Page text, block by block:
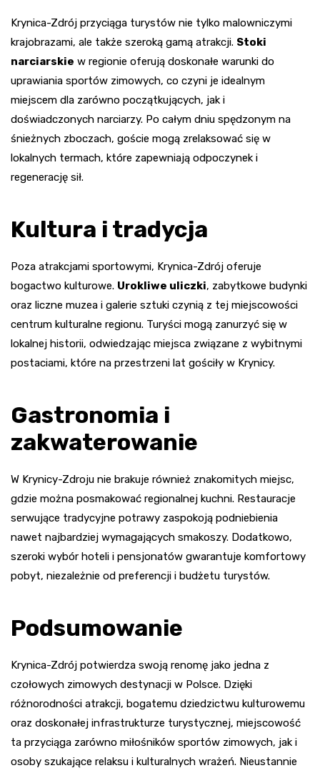
Krynica-Zdrój przyciąga turystów nie tylko malowniczymi
krajobrazami, ale także szeroką gamą atrakcji. Stoki
narciarskie w regionie oferują doskonałe warunki do
uprawiania sportów zimowych, co czyni je idealnym
miejscem dla zarówno początkujących, jak i
doświadczonych narciarzy. Po całym dniu spędzonym na
śnieżnych zboczach, goście mogą zrelaksować się w
lokalnych termach, które zapewniają odpoczynek i
regenerację sił.
Kultura i tradycja
Poza atrakcjami sportowymi, Krynica-Zdrój oferuje
bogactwo kulturowe. Urokliwe uliczki, zabytkowe budynki
oraz liczne muzea i galerie sztuki czynią z tej miejscowości
centrum kulturalne regionu. Turyści mogą zanurzyć się w
lokalnej historii, odwiedzając miejsca związane z wybitnymi
postaciami, które na przestrzeni lat gościły w Krynicy.
Gastronomia i
zakwaterowanie
W Krynicy-Zdroju nie brakuje również znakomitych miejsc,
gdzie można posmakować regionalnej kuchni. Restauracje
serwujące tradycyjne potrawy zaspokoją podniebienia
nawet najbardziej wymagających smakoszy. Dodatkowo,
szeroki wybór hoteli i pensjonatów gwarantuje komfortowy
pobyt, niezależnie od preferencji i budżetu turystów.
Podsumowanie
Krynica-Zdrój potwierdza swoją renomę jako jedna z
czołowych zimowych destynacji w Polsce. Dzięki
różnorodności atrakcji, bogatemu dziedzictwu kulturowemu
oraz doskonałej infrastrukturze turystycznej, miejscowość
ta przyciąga zarówno miłośników sportów zimowych, jak i
osoby szukające relaksu i kulturalnych wrażeń. Nieustannie